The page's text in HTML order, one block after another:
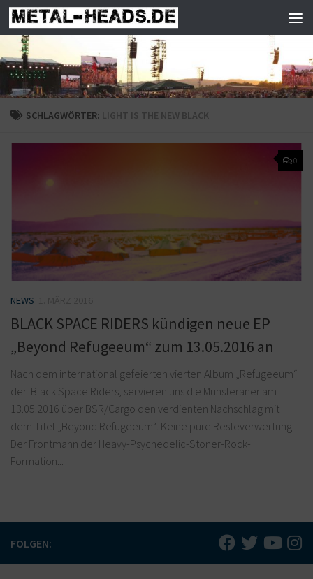
Zum Inhalt springen
SCHLAGWÖRTER: LIGHT IS THE NEW BLACK
0
NEWS
BLACK SPACE RIDERS kündigen neue EP
„Beyond Refugeeum“ zum 13.05.2016 an
Nach dem international gefeierten vierten Album „Refugeeum“
der Black Space Riders, servieren uns die Münsteraner am
13.05.2016 über BSR/Cargo den verdienten Nachschlag mit
dem Titel „Beyond Refugeeum“. Keine pure Resteverwertung
Der Frontmann der Heavy-Psychedelic-Stoner-Rock-
Formation...
FOLGEN: